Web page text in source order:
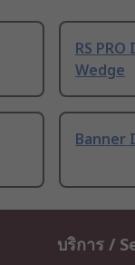
RS
Wedge
Banner
บริการ /